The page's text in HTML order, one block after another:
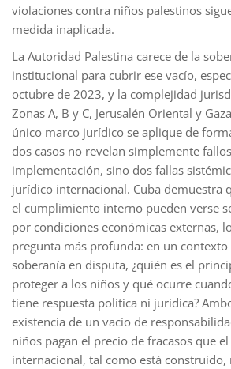
violaciones contra niños palestinos
medida inaplicada.
La Autoridad Palestina carece de la
institucional para cubrir ese vacío,
octubre de 2023, y la complejidad
Zonas A, B y C, Jerusalén Oriental y
único marco jurídico se aplique de
dos casos no revelan simplemente
implementación, sino dos fallas
jurídico internacional. Cuba demuestra
el cumplimiento interno pueden verse
por condiciones económicas externas,
pregunta más profunda: en un
soberanía en disputa, ¿quién es el
proteger a los niños y qué ocurre
tiene respuesta política ni jurídica?
existencia de un vacío de
niños pagan el precio de fracasos que
internacional, tal como está construido,